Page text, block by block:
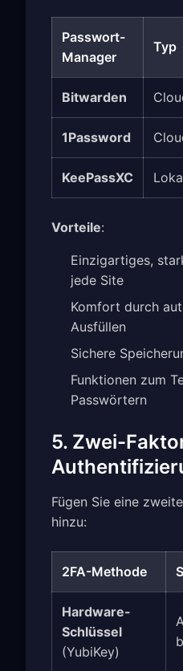
Passwort-
Manager
Typ
Bitwarden
1Password
KeePassXC
Vorteile:
Einzigartiges,
jede Site
Komfort durch
Ausfüllen
Sichere
Funktionen zum
Passwörtern
5. Zwei-
Fügen Sie eine
hinzu:
2FA-Methode
Hardware-
Schlüssel
(YubiKey)